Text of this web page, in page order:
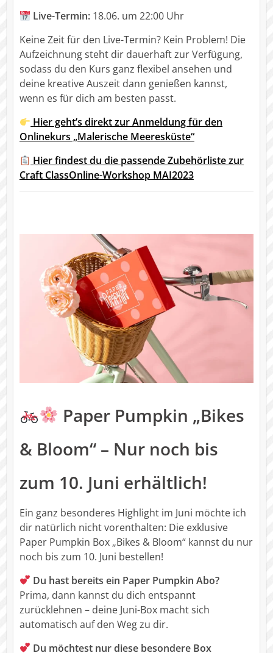
Live-Termin: 18.06. um 22:00 Uhr
Keine Zeit für den Live-Termin? Kein Problem! Die
Aufzeichnung steht dir dauerhaft zur Verfügung,
sodass du den Kurs ganz flexibel ansehen und
deine kreative Auszeit dann genießen kannst,
wenn es für dich am besten passt.
Hier geht’s direkt zur Anmeldung für den
Onlinekurs „Malerische Meeresküste“
Hier findest du die passende Zubehörliste zur
Craft ClassOnline-Workshop MAI2023
Paper Pumpkin „Bikes
& Bloom“ – Nur noch bis
zum 10. Juni erhältlich!
Ein ganz besonderes Highlight im Juni möchte ich
dir natürlich nicht vorenthalten: Die exklusive
Paper Pumpkin Box „Bikes & Bloom“ kannst du nur
noch bis zum 10. Juni bestellen!
Du hast bereits ein Paper Pumpkin Abo?
Prima, dann kannst du dich entspannt
zurücklehnen – deine Juni-Box macht sich
automatisch auf den Weg zu dir.
Du möchtest nur diese besondere Box